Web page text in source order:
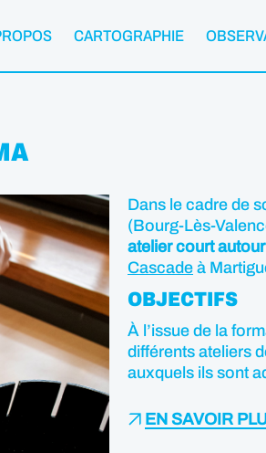
CARTOGRAPHIE
Dans le cadre de
(Bourg-Lès-
atelier court
Cascade à
OBJECTIFS
À l’issue de la
différents ateliers
auxquels ils sont
EN SAVOIR